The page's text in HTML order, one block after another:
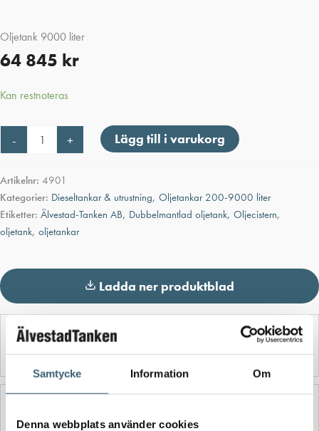
Samtycke Information Om
Denna webbplats använder cookies
Oljetank 9000 liter
64 845 kr
Kan restnoteras
-
9000
mängd
+ Lägg till i varukorg
Artikelnr: 4901
Kategorier: Dieseltankar & utrustning, Oljetankar 200-9000 liter
Etiketter: Älvestad-Tanken AB, Dubbelmantlad oljetank, Oljecistern,
oljetank, oljetankar
Ladda ner produktblad
Detaljerad beskrivning
Ytterligare information